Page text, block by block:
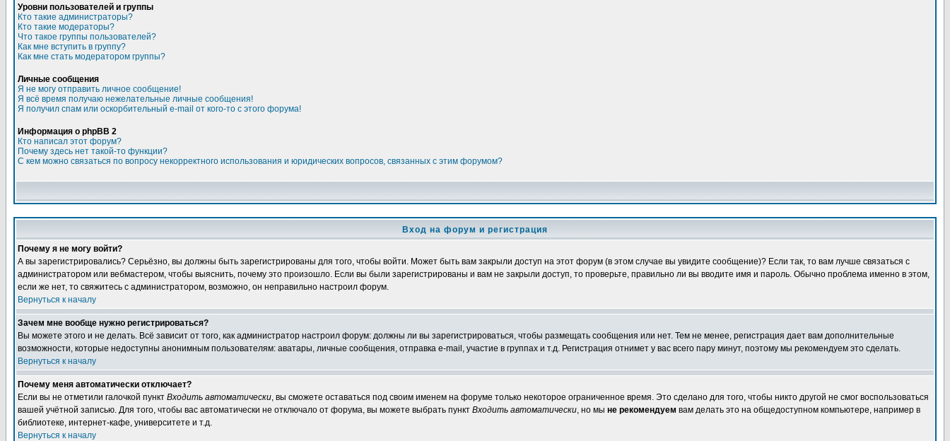
Уровни пользователей и группы
Кто такие администраторы?
Кто такие модераторы?
Что такое группы пользователей?
Как мне вступить в группу?
Как мне стать модератором группы?
Личные сообщения
Я не могу отправить личное сообщение!
Я всё время получаю нежелательные личные сообщения!
Я получил спам или оскорбительный e-mail от кого-то с этого форума!
Информация о phpBB 2
Кто написал этот форум?
Почему здесь нет такой-то функции?
С кем можно связаться по вопросу некорректного использования и юридических вопросов, связанных с этим форумом?
Вход на форум и регистрация
Почему я не могу войти?
А вы зарегистрировались? Серьёзно, вы должны быть зарегистрированы для того, чтобы войти. Может быть вам закрыли доступ на этот форум (в этом случае вы увидите сообщение)? Если так, то вам лучше связаться с
администратором или вебмастером, чтобы выяснить, почему это произошло. Если вы были зарегистрированы и вам не закрыли доступ, то проверьте, правильно ли вы вводите имя и пароль. Обычно проблема именно в этом,
если же нет, то свяжитесь с администратором, возможно, он неправильно настроил форум.
Вернуться к началу
Зачем мне вообще нужно регистрироваться?
Вы можете этого и не делать. Всё зависит от того, как администратор настроил форум: должны ли вы зарегистрироваться, чтобы размещать сообщения или нет. Тем не менее, регистрация дает вам дополнительные
возможности, которые недоступны анонимным пользователям: аватары, личные сообщения, отправка e-mail, участие в группах и т.д. Регистрация отнимет у вас всего пару минут, поэтому мы рекомендуем это сделать.
Вернуться к началу
Почему меня автоматически отключает?
Если вы не отметили галочкой пункт Входить автоматически, вы сможете оставаться под своим именем на форуме только некоторое ограниченное время. Это сделано для того, чтобы никто другой не смог воспользоваться
вашей учётной записью. Для того, чтобы вас автоматически не отключало от форума, вы можете выбрать пункт Входить автоматически, но мы не рекомендуем вам делать это на общедоступном компьютере, например в
библиотеке, интернет-кафе, университете и т.д.
Вернуться к началу